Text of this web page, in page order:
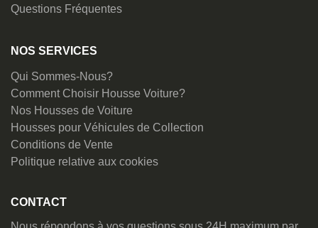
Questions Fréquentes
NOS SERVICES
Qui Sommes-Nous?
Comment Choisir Housse Voiture?
Nos Housses de Voiture
Housses pour Véhicules de Collection
Conditions de Vente
Politique relative aux cookies
CONTACT